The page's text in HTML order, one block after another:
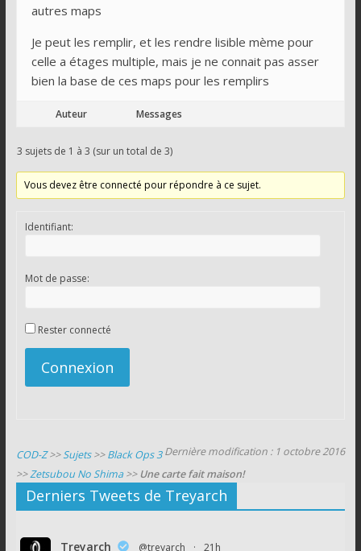
autres maps
Je peut les remplir, et les rendre lisible mème pour
celle a étages multiple, mais je ne connait pas asser
bien la base de ces maps pour les remplirs
Auteur Messages
3 sujets de 1 à 3 (sur un total de 3)
Vous devez être connecté pour répondre à ce sujet.
Identifiant:
Mot de passe:
Rester connecté
Connexion
Dernière modification : 1 octobre 2016
COD-Z>>Sujets>>Black Ops 3
>>Zetsubou No Shima>> Une carte fait maison!
Derniers Tweets de Treyarch
Treyarch @treyarch · 21h